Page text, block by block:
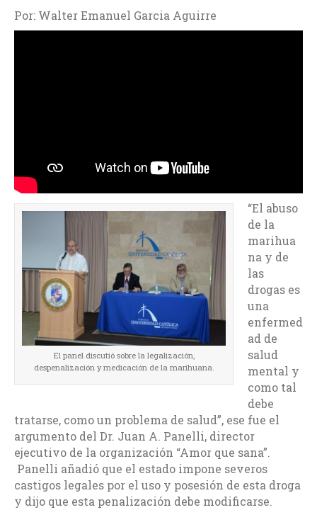
Por: Walter Emanuel Garcia Aguirre
El panel discutió sobre la legalización,
despenalización y medicación de la marihuana.
“El abuso
de la
marihua
na y de
las
drogas es
una
enfermed
ad de
salud
mental y
como tal
debe
tratarse, como un problema de salud”, ese fue el
argumento del Dr. Juan A. Panelli, director
ejecutivo de la organización “Amor que sana”.
Panelli añadió que el estado impone severos
castigos legales por el uso y posesión de esta droga
y dijo que esta penalización debe modificarse.